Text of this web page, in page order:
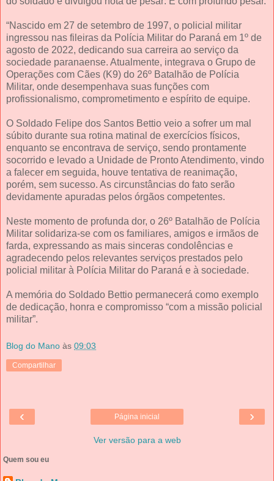
“Nascido em 27 de setembro de 1997, o policial militar
ingressou nas fileiras da Polícia Militar do Paraná em 1º de
agosto de 2022, dedicando sua carreira ao serviço da
sociedade paranaense. Atualmente, integrava o Grupo de
Operações com Cães (K9) do 26º Batalhão de Polícia
Militar, onde desempenhava suas funções com
profissionalismo, comprometimento e espírito de equipe.
O Soldado Felipe dos Santos Bettio veio a sofrer um mal
súbito durante sua rotina matinal de exercícios físicos,
enquanto se encontrava de serviço, sendo prontamente
socorrido e levado a Unidade de Pronto Atendimento, vindo
a falecer em seguida, houve tentativa de reanimação,
porém, sem sucesso. As circunstâncias do fato serão
devidamente apuradas pelos órgãos competentes.
Neste momento de profunda dor, o 26º Batalhão de Polícia
Militar solidariza-se com os familiares, amigos e irmãos de
farda, expressando as mais sinceras condolências e
agradecendo pelos relevantes serviços prestados pelo
policial militar à Polícia Militar do Paraná e à sociedade.
A memória do Soldado Bettio permanecerá como exemplo
de dedicação, honra e compromisso “com a missão policial
militar”.
Blog do Mano às 09:03
Compartilhar
‹ ›
Página inicial
Ver versão para a web
Quem sou eu